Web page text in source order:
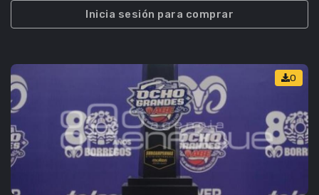
Inicia sesión para comprar
0